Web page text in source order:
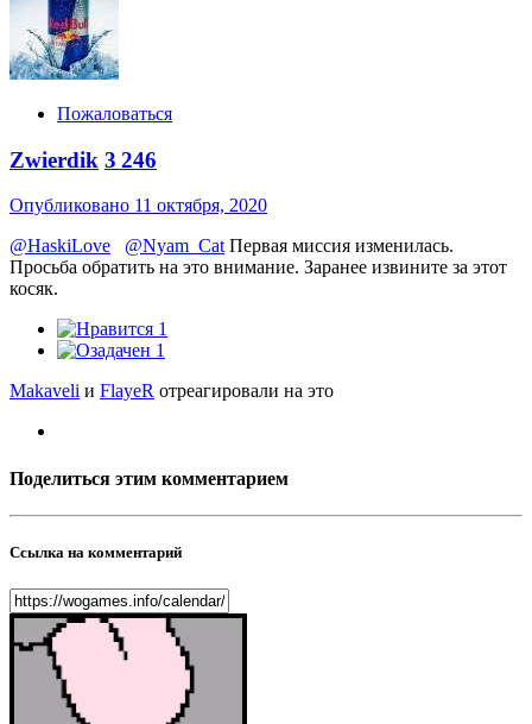
Пожаловаться
Zwierdik 3 246
Опубликовано 11 октября, 2020
@HaskiLove
@Nyam_CatПервая миссия изменилась.
Просьба обратить на это внимание. Заранее извините за этот
косяк.
1
1
Makaveli и FlayeR отреагировали на это
Поделиться этим комментарием
Ссылка на комментарий